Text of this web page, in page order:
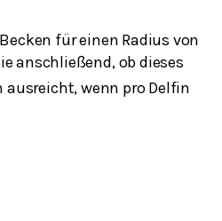
für einen Radius von
anschließend, ob dieses
ausreicht, wenn pro Delfin